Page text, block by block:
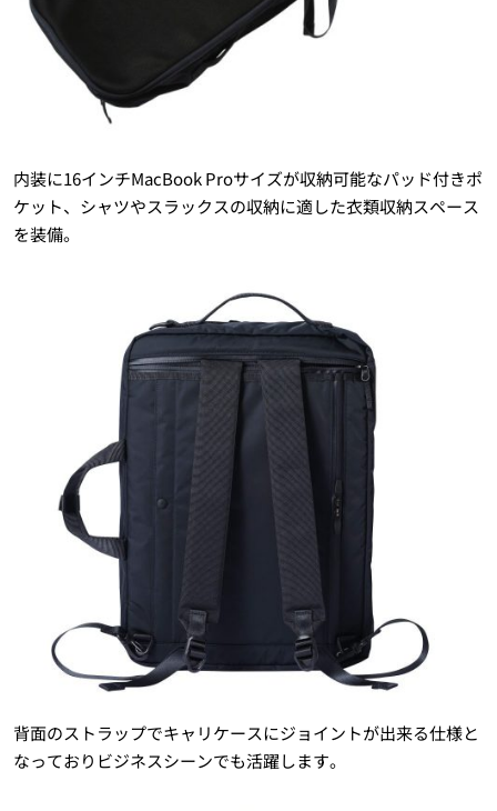
内装に16インチMacBook Proサイズが収納可能なパッド付きポ
ケット、シャツやスラックスの収納に適した衣類収納スペース
を装備。
背面のストラップでキャリケースにジョイントが出来る仕様と
なっておりビジネスシーンでも活躍します。